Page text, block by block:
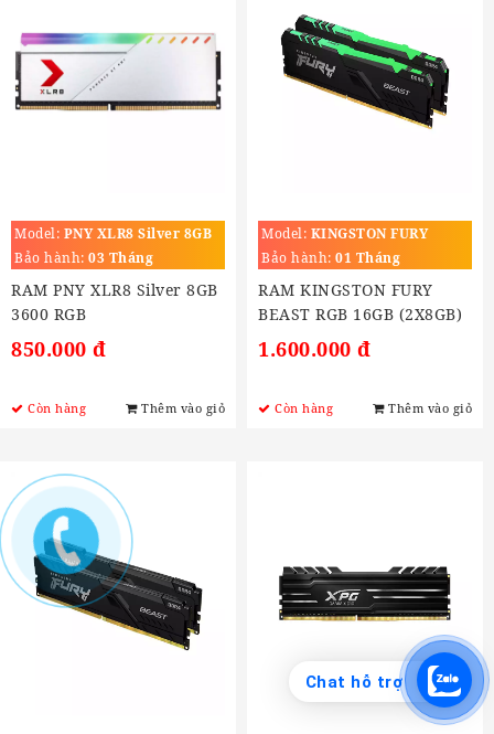
Chat hỗ trợ
Model: PNY XLR8 Silver 8GB
3200 RGB
Bảo hành: 03 Tháng
RAM PNY XLR8 Silver 8GB
3600 RGB
850.000 đ
Còn hàng Thêm vào giỏ
Model: KINGSTON FURY
BEAST RGB 16GB
Bảo hành: 01 Tháng
RAM KINGSTON FURY
BEAST RGB 16GB (2X8GB)
DDR4 3200MHZ
1.600.000 đ
Còn hàng Thêm vào giỏ